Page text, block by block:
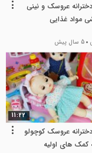
عروسک و نینی
مواد غذایی
5 سال پیش
11:22
عروسک کوچولو
کمک های اولیه